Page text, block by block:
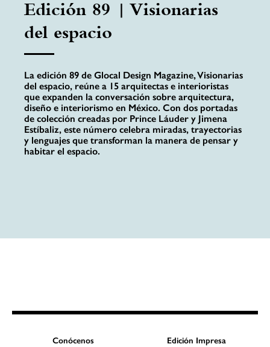
Edición 89 | Visionarias
del espacio
La edición 89 de Glocal Design Magazine, Visionarias
del espacio, reúne a 15 arquitectas e interioristas
que expanden la conversación sobre arquitectura,
diseño e interiorismo en México. Con dos portadas
de colección creadas por Prince Láuder y Jimena
Estíbaliz, este número celebra miradas, trayectorias
y lenguajes que transforman la manera de pensar y
habitar el espacio.
Conócenos Edición Impresa